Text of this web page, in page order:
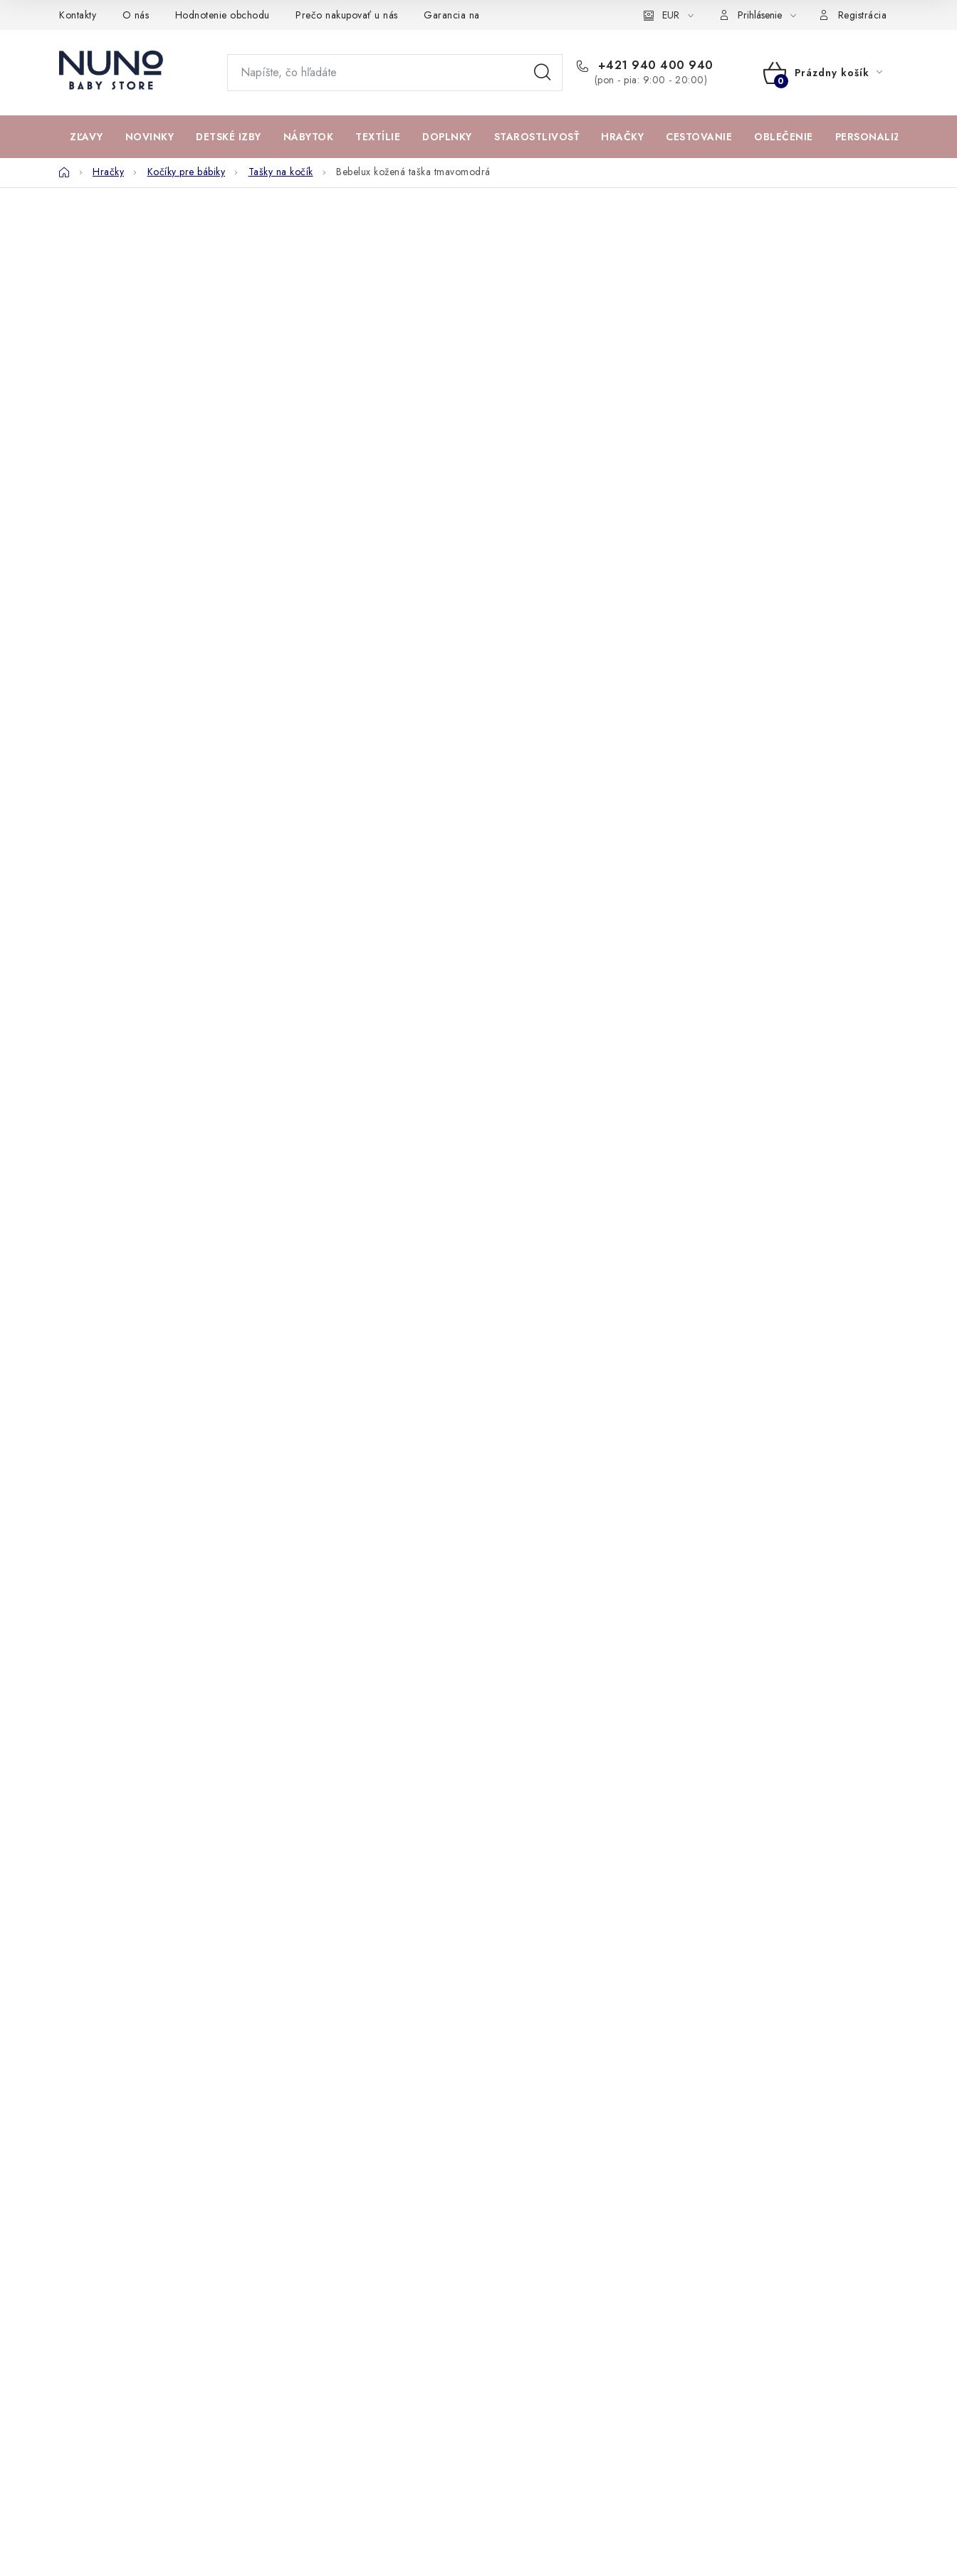
Kontakty O nás Hodnotenie obchodu Prečo nakupovať u nás Garancia najlepšej ceny Darčeková poukážka Spolupráca s influencermi BABY zoznam obľúbených
EUR Prihlásenie Registrácia
+421 940 400 940
(pon - pia: 9:00 - 20:00)
NÁKUPNÝ
Prázdny košík
ZĽAVY NOVINKY DETSKÉ IZBY NÁBYTOK TEXTÍLIE DOPLNKY STAROSTLIVOSŤ HRAČKY CESTOVANIE OBLEČENIE PERSONALIZOVANÉ
DomovHračky Kočíky pre bábiky Tašky na kočík Bebelux kožená taška tmavomodrá